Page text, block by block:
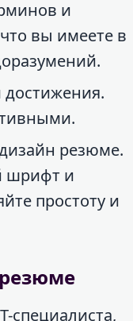
и
вы имеете в
достижения.
резюме.
шрифт и
простоту и
специалиста,